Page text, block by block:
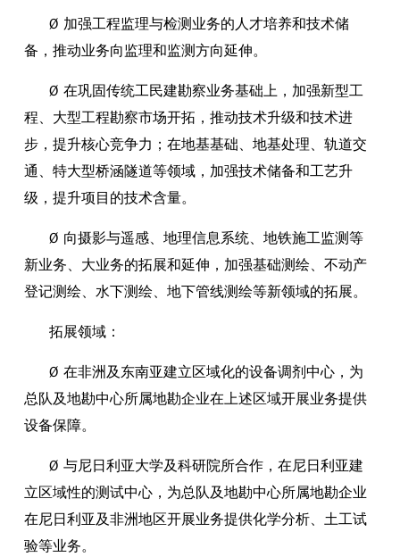
Ø 加强工程监理与检测业务的人才培养和技术储
备，推动业务向监理和监测方向延伸。
Ø 在巩固传统工民建勘察业务基础上，加强新型工
程、大型工程勘察市场开拓，推动技术升级和技术进
步，提升核心竞争力；在地基基础、地基处理、轨道交
通、特大型桥涵隧道等领域，加强技术储备和工艺升
级，提升项目的技术含量。
Ø 向摄影与遥感、地理信息系统、地铁施工监测等
新业务、大业务的拓展和延伸，加强基础测绘、不动产
登记测绘、水下测绘、地下管线测绘等新领域的拓展。
拓展领域：
Ø 在非洲及东南亚建立区域化的设备调剂中心，为
总队及地勘中心所属地勘企业在上述区域开展业务提供
设备保障。
Ø 与尼日利亚大学及科研院所合作，在尼日利亚建
立区域性的测试中心，为总队及地勘中心所属地勘企业
在尼日利亚及非洲地区开展业务提供化学分析、土工试
验等业务。